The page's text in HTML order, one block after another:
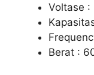
Voltase
Berat :